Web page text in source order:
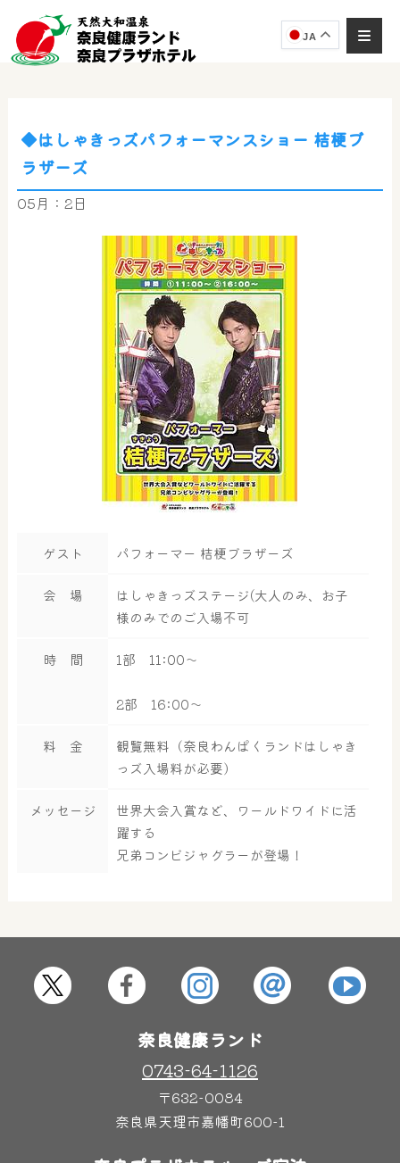
JA
大浴場 サウナ・岩盤浴
奈良わんぱくランド
はしゃきっズ
ボディケア
◆はしゃきっズパフォーマンスショー 桔梗ブ
ラザーズ
05月：2日
ゲスト パフォーマー 桔梗ブラザーズ
会 場
はしゃきっズステージ(大人のみ、お子
様のみでのご入場不可
時 間 1部 11:00～
2部 16:00～
料 金
観覧無料（奈良わんぱくランドはしゃき
っズ入場料が必要）
メッセージ
世界大会入賞など、ワールドワイドに活
躍する
兄弟コンビジャグラーが登場！
奈良健康ランド
0743-64-1126
〒632-0084
奈良県天理市嘉幡町600-1
ご質問をお伺いします。